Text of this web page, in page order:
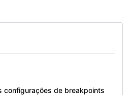
configurações de breakpoints